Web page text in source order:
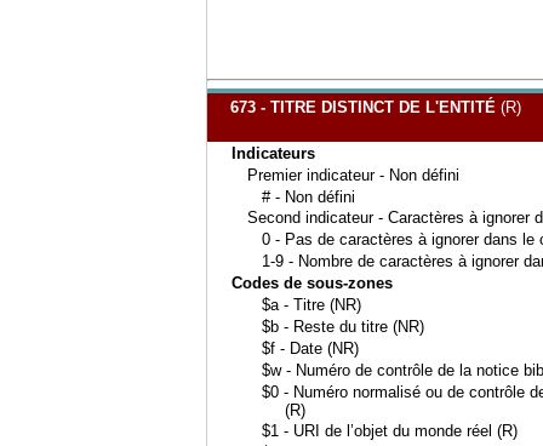
673 - TITRE DISTINCT DE L'ENTITÉ (R)
Indicateurs
Premier indicateur - Non défini
# - Non défini
Second indicateur - Caractères à ignorer
0 - Pas de caractères à ignorer dans le
1-9 - Nombre de caractères à ignorer
Codes de sous-zones
$a - Titre (NR)
$b - Reste du titre (NR)
$f - Date (NR)
$w - Numéro de contrôle de la notice
$0 - Numéro normalisé ou de contrôle
(R)
$1 - URI de l’objet du monde réel (R)